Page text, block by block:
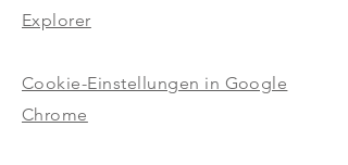
Explorer
Cookie-Einstellungen in Google
Chrome